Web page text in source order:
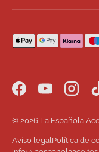
Formas de pago
FacebookYouTube
© 2026 La Española
Aviso legalPolítica de